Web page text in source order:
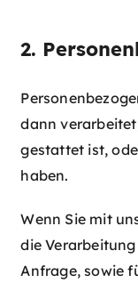
2.
dann
gestattet ist,
haben.
Wenn Sie mit
die
Anfrage, sowie